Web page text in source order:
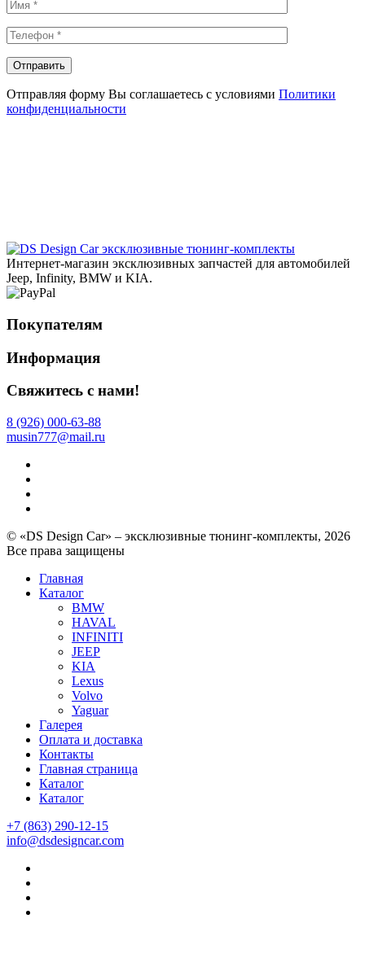
Отправляя форму Вы соглашаетесь с условиями Политики
конфиденциальности
эксклюзивные тюнинг-комплекты
Интернет-магазин эксклюзивных запчастей для автомобилей
Jeep, Infinity, BMW и KIA.
Покупателям
Информация
Свяжитесь с нами!
8 (926) 000-63-88
musin777@mail.ru
© «DS Design Car» – эксклюзивные тюнинг-комплекты, 2026
Все права защищены
Главная
Каталог
BMW
HAVAL
INFINITI
JEEP
KIA
Lexus
Volvo
Yaguar
Галерея
Оплата и доставка
Контакты
Главная страница
Каталог
Каталог
+7 (863) 290-12-15
info@dsdesigncar.com